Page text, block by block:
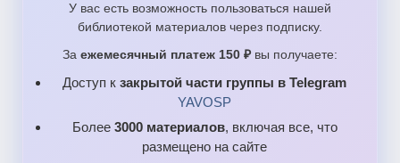
У вас есть возможность пользоваться нашей
библиотекой материалов через подписку.
За ежемесячный платеж 150 ₽ вы получаете:
Доступ к закрытой части группы в Telegram
YAVOSP
Более 3000 материалов, включая все, что
размещено на сайте